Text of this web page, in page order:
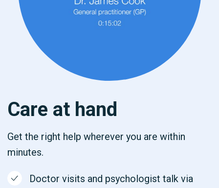
Care at hand
Get the right help wherever you are within
minutes.
Doctor visits and psychologist talk via